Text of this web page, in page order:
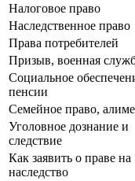
Налоговое право
Наследственное право
Права потребителей
Призыв, военная
Социальное
пенсии
Семейное право,
Уголовное дознание и
следствие
Как заявить о праве на
наследство